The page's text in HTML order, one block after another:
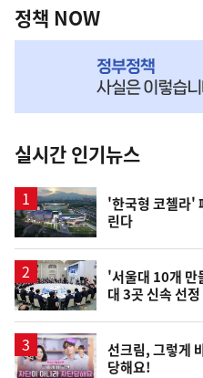
책
NOW,
뉴
스
정책 NOW
실시간 인기뉴스
'한국형 코첼라'
린다
'서울대 10개
대 3곳 신속 선정
영
상
선크림, 그렇게
당해요!